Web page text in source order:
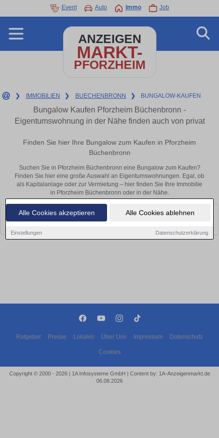
Alle Cookies akzeptieren Alle Cookies ablehnen
Einstellungen Datenschutzerklärung
Event Auto Immo Job
ANZEIGEN
MARKT-
PFORZHEIM
❯ IMMOBILIEN ❯ BUECHENBRONN ❯ BUNGALOW-KAUFEN
Bungalow Kaufen Pforzheim Büchenbronn -
Eigentumswohnung in der Nähe finden auch von privat
Finden Sie hier Ihre Bungalow zum Kaufen in Pforzheim
Büchenbronn
Suchen Sie in Pforzheim Büchenbronn eine Bungalow zum Kaufen?
Finden Sie hier eine große Auswahl an Eigentumswohnungen. Egal, ob
als Kapitalanlage oder zur Vermietung – hier finden Sie Ihre Immobilie
in Pforzheim Büchenbronn oder in der Nähe.
Leider konnten wir derzeit keine passenden Objekte finden. Schauen Sie
bald wieder vorbei!
Ratgeber Presse Lokales Über Uns Impressum Datenschutz
Cookies
Copyright © 2000 - 2026 | 1A Infosysteme GmbH | Content by: 1A-Anzeigenmarkt.de
06.08.2026